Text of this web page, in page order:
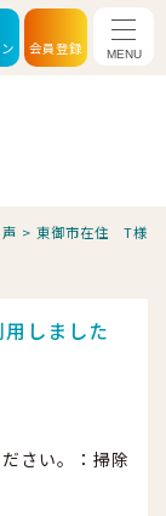
会員登録 メニ
> 東御市在住 T様
しました
さい。：掃除